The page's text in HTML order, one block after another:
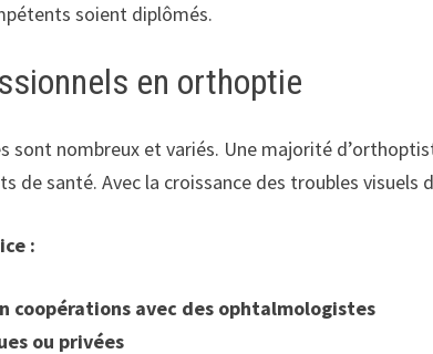
soient diplômés.
en orthoptie
sont nombreux et variés. Une majorité
de santé. Avec la croissance des troubles
:
coopérations avec des ophtalmologistes
ou privées